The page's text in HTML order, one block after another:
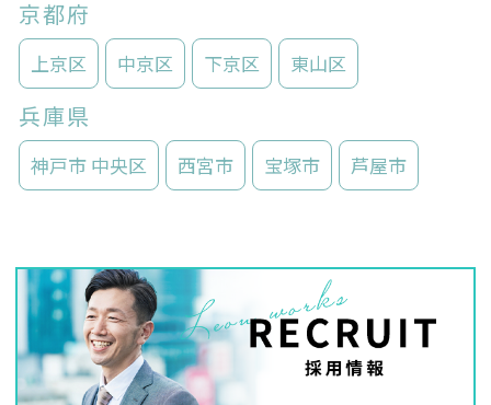
京都府
上京区 中京区 下京区 東山区
兵庫県
神戸市 中央区 西宮市 宝塚市 芦屋市